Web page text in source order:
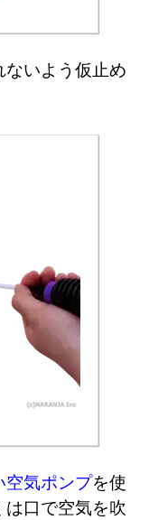
いよう仮止め
空気ポンプを使
口で空気を吹